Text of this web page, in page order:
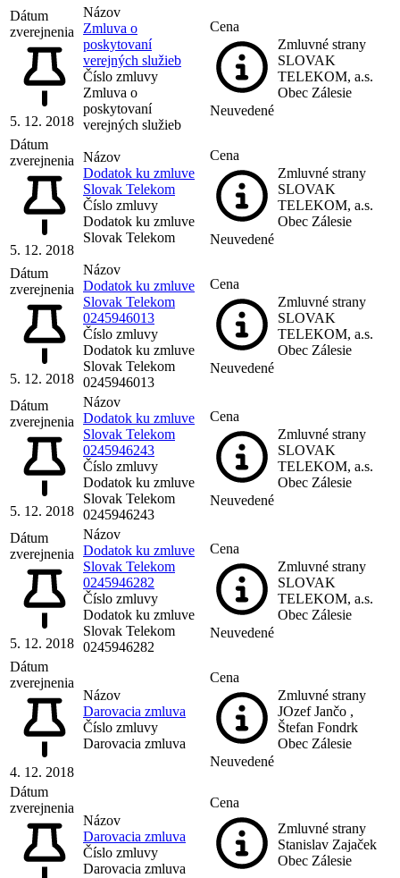
Dátum
zverejnenia
5. 12. 2018
Názov
Zmluva o
poskytovaní
verejných služieb
Číslo zmluvy
Zmluva o
poskytovaní
verejných služieb
Cena
Neuvedené
Zmluvné strany
SLOVAK
TELEKOM, a.s.
Obec Zálesie
Dátum
zverejnenia
5. 12. 2018
Názov
Dodatok ku zmluve
Slovak Telekom
Číslo zmluvy
Dodatok ku zmluve
Slovak Telekom
Cena
Neuvedené
Zmluvné strany
SLOVAK
TELEKOM, a.s.
Obec Zálesie
Dátum
zverejnenia
5. 12. 2018
Názov
Dodatok ku zmluve
Slovak Telekom
0245946013
Číslo zmluvy
Dodatok ku zmluve
Slovak Telekom
0245946013
Cena
Neuvedené
Zmluvné strany
SLOVAK
TELEKOM, a.s.
Obec Zálesie
Dátum
zverejnenia
5. 12. 2018
Názov
Dodatok ku zmluve
Slovak Telekom
0245946243
Číslo zmluvy
Dodatok ku zmluve
Slovak Telekom
0245946243
Cena
Neuvedené
Zmluvné strany
SLOVAK
TELEKOM, a.s.
Obec Zálesie
Dátum
zverejnenia
5. 12. 2018
Názov
Dodatok ku zmluve
Slovak Telekom
0245946282
Číslo zmluvy
Dodatok ku zmluve
Slovak Telekom
0245946282
Cena
Neuvedené
Zmluvné strany
SLOVAK
TELEKOM, a.s.
Obec Zálesie
Dátum
zverejnenia
4. 12. 2018
Názov
Darovacia zmluva
Číslo zmluvy
Darovacia zmluva
Cena
Neuvedené
Zmluvné strany
JOzef Jančo ,
Štefan Fondrk
Obec Zálesie
Dátum
zverejnenia
Názov
Darovacia zmluva
Číslo zmluvy
Darovacia zmluva
Cena
Zmluvné strany
Stanislav Zajaček
Obec Zálesie